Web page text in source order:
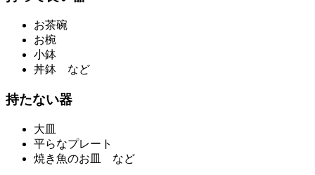
お茶碗
お椀
小鉢
丼鉢 など
持たない器
大皿
平らなプレート
焼き魚のお皿 など